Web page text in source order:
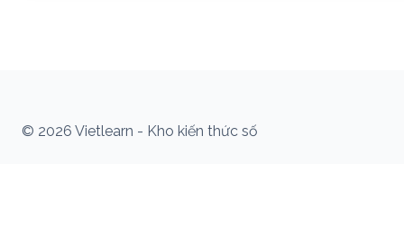
© 2026 Vietlearn - Kho kiến thức số